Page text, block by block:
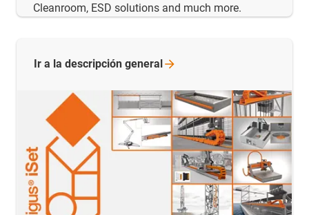
Cleanroom, ESD solutions and much more.
Ir a la descripción general